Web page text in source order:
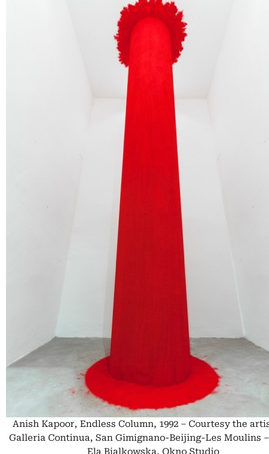
Anish Kapoor, Endless Column, 1992 – Courtesy the
Galleria Continua, San Gimignano-Beijing-Les Moulins
Ela Bialkowska, Okno Studio